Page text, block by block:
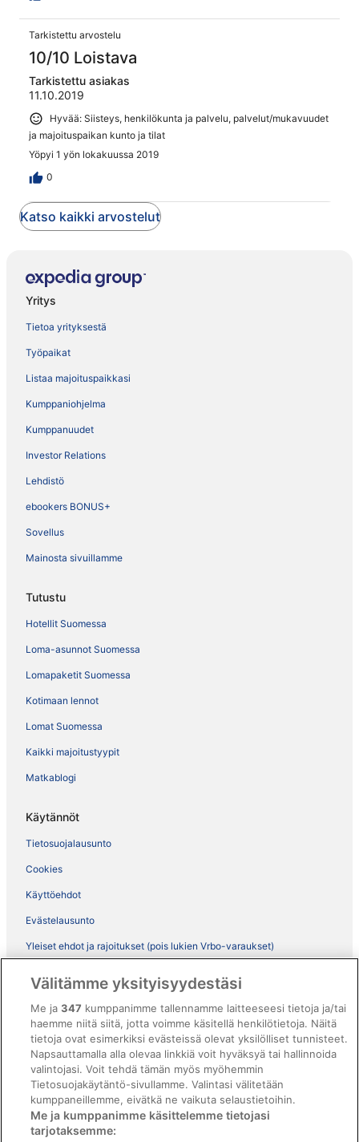
Tarkistettu arvostelu
10/10 Loistava
Tarkistettu asiakas
11.10.2019
Hyvää: Siisteys, henkilökunta ja palvelu, palvelut/mukavuudet
ja majoituspaikan kunto ja tilat
Yöpyi 1 yön lokakuussa 2019
0
Katso kaikki arvostelut
Yritys
Tietoa yrityksestä
Työpaikat
Listaa majoituspaikkasi
Kumppaniohjelma
Kumppanuudet
Investor Relations
Lehdistö
ebookers BONUS+
Sovellus
Mainosta sivuillamme
Tutustu
Hotellit Suomessa
Loma-asunnot Suomessa
Lomapaketit Suomessa
Kotimaan lennot
Lomat Suomessa
Kaikki majoitustyypit
Matkablogi
Käytännöt
Tietosuojalausunto
Cookies
Käyttöehdot
Evästelausunto
Yleiset ehdot ja rajoitukset (pois lukien Vrbo-varaukset)
ebookers BONUS+ -ohjelman ehdot
Oikeudelliset tiedot / ota meihin yhteyttä
Sisältövaatimukset ja ilmoituksen tekeminen sisällöstä
Tuki
Välitämme yksityisyydestäsi
Me ja347 kumppanimme tallennamme laitteeseesi tietoja ja/tai
haemme niitä siitä, jotta voimme käsitellä henkilötietoja. Näitä
tietoja ovat esimerkiksi evästeissä olevat yksilölliset tunnisteet.
Napsauttamalla alla olevaa linkkiä voit hyväksyä tai hallinnoida
valintojasi. Voit tehdä tämän myös myöhemmin
Tietosuojakäytäntö-sivullamme. Valintasi välitetään
kumppaneillemme, eivätkä ne vaikuta selaustietoihin.
Me ja kumppanimme käsittelemme tietojasi
tarjotaksemme: